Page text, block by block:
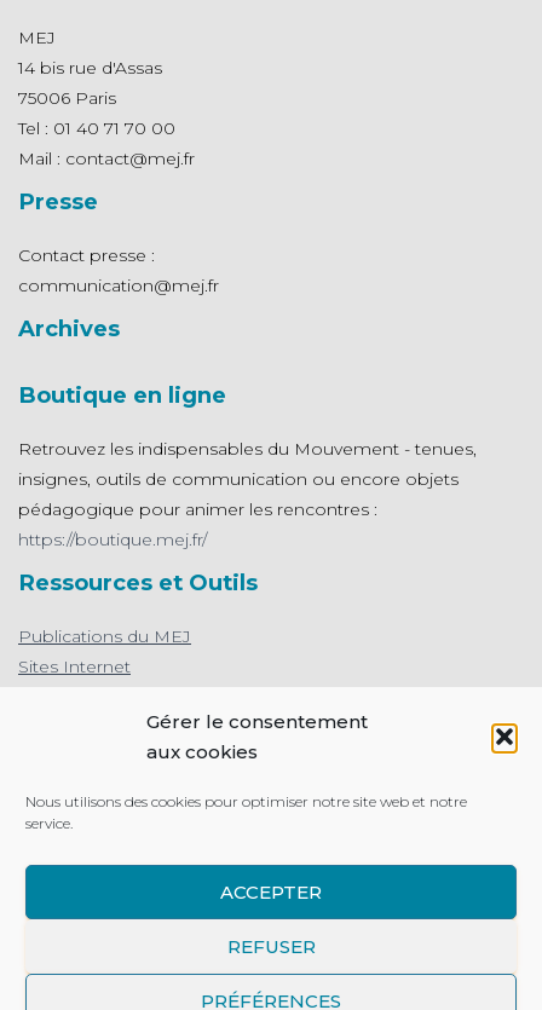
Gérer le consentement
aux cookies
Nous utilisons des cookies pour optimiser notre site web et notre
service.
ACCEPTER
REFUSER
PRÉFÉRENCES
MEJ
14 bis rue d'Assas
75006 Paris
Tel : 01 40 71 70 00
Mail : contact@mej.fr
Presse
Contact presse :
communication@mej.fr
Archives
Boutique en ligne
Retrouvez les indispensables du Mouvement - tenues,
insignes, outils de communication ou encore objets
pédagogique pour animer les rencontres :
https://boutique.mej.fr/
Ressources et Outils
Publications du MEJ
Sites Internet
Protection des mineurs : le MEJ s’engage
MENTIONS LÉGALES PLAN DU SITE
NEWSLETTER